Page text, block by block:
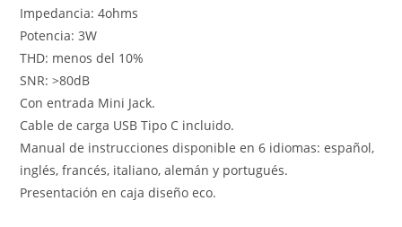
Impedancia: 4ohms
Potencia: 3W
THD: menos del 10%
SNR: >80dB
Con entrada Mini Jack.
Cable de carga USB Tipo C incluido.
Manual de instrucciones disponible en 6 idiomas: español,
inglés, francés, italiano, alemán y portugués.
Presentación en caja diseño eco.